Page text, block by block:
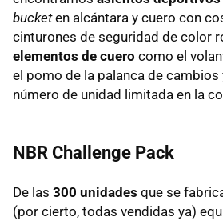
bucketen alcántara y cuero con
cinturones de seguridad de color
elementos de cuero como el
el pomo de la palanca de cambios
número de unidad limitada en la
NBR Challenge Pack
De las 300 unidades que se
(por cierto, todas vendidas ya)